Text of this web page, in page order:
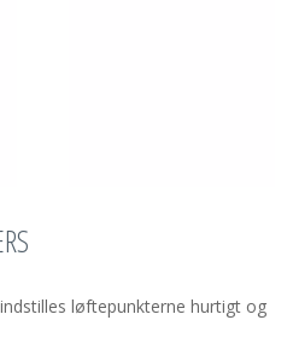
løftepunkterne hurtigt og